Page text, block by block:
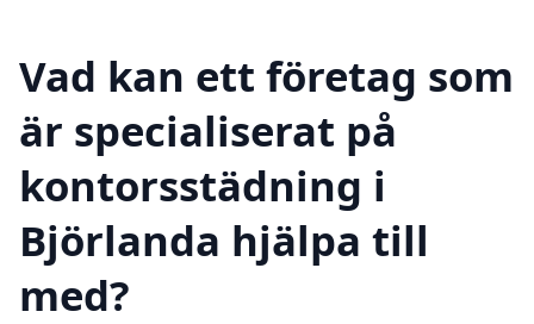
Vad kan ett företag som
är specialiserat på
kontorsstädning i
Björlanda hjälpa till
med?